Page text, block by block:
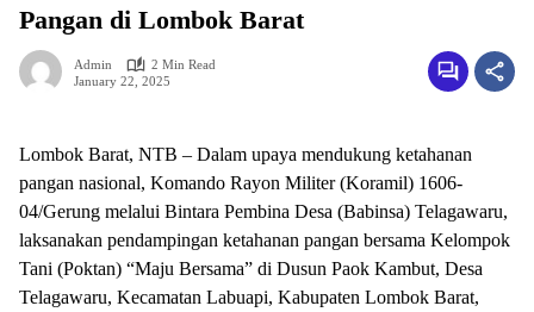
Pangan di Lombok Barat
Admin
2 Min Read
January 22, 2025
Lombok Barat, NTB – Dalam upaya mendukung ketahanan
pangan nasional, Komando Rayon Militer (Koramil) 1606-
04/Gerung melalui Bintara Pembina Desa (Babinsa) Telagawaru,
laksanakan pendampingan ketahanan pangan bersama Kelompok
Tani (Poktan) “Maju Bersama” di Dusun Paok Kambut, Desa
Telagawaru, Kecamatan Labuapi, Kabupaten Lombok Barat,